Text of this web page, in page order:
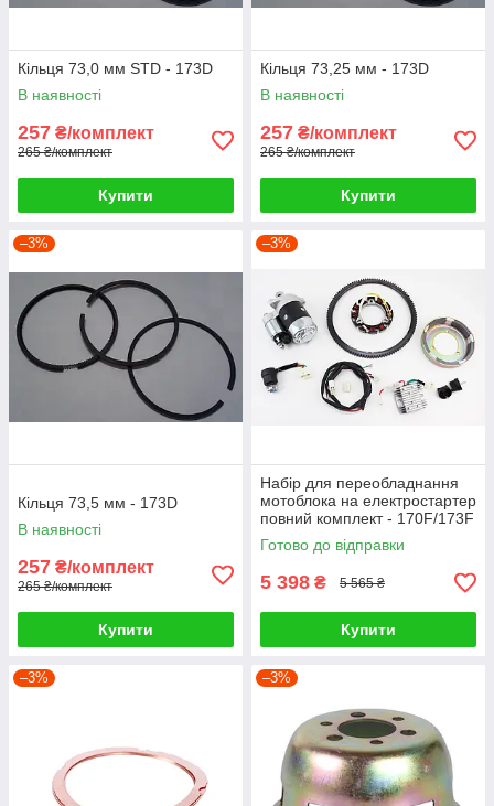
Кільця 73,0 мм STD - 173D
В наявності
257 ₴/комплект
265 ₴/комплект
Купити
Кільця 73,25 мм - 173D
В наявності
257 ₴/комплект
265 ₴/комплект
Купити
–3%
Кільця 73,5 мм - 173D
В наявності
257 ₴/комплект
265 ₴/комплект
Купити
–3%
Набір для переобладнання
мотоблока на електростартер
повний комплект - 170F/173F
- 4–5 к.с.
Готово до відправки
5 398 ₴ 5 565 ₴
Купити
–3% –3%